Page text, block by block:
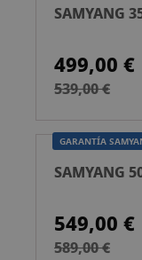
SAMYANG
499,00 €
539,00 €
GARANTÍA
SAMYANG
549,00 €
589,00 €